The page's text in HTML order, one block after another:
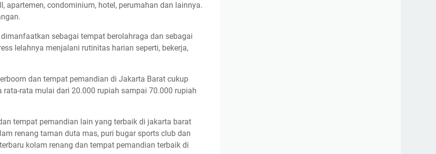
apartemen, condominium, hotel, perumahan dan lainnya.
sebagai tempat berolahraga dan sebagai
lelahnya menjalani rutinitas harian seperti, bekerja,
dan tempat pemandian di Jakarta Barat cukup
rata mulai dari 20.000 rupiah sampai 70.000 rupiah
tempat pemandian lain yang terbaik di jakarta barat
renang taman duta mas, puri bugar sports club dan
kolam renang dan tempat pemandian terbaik di